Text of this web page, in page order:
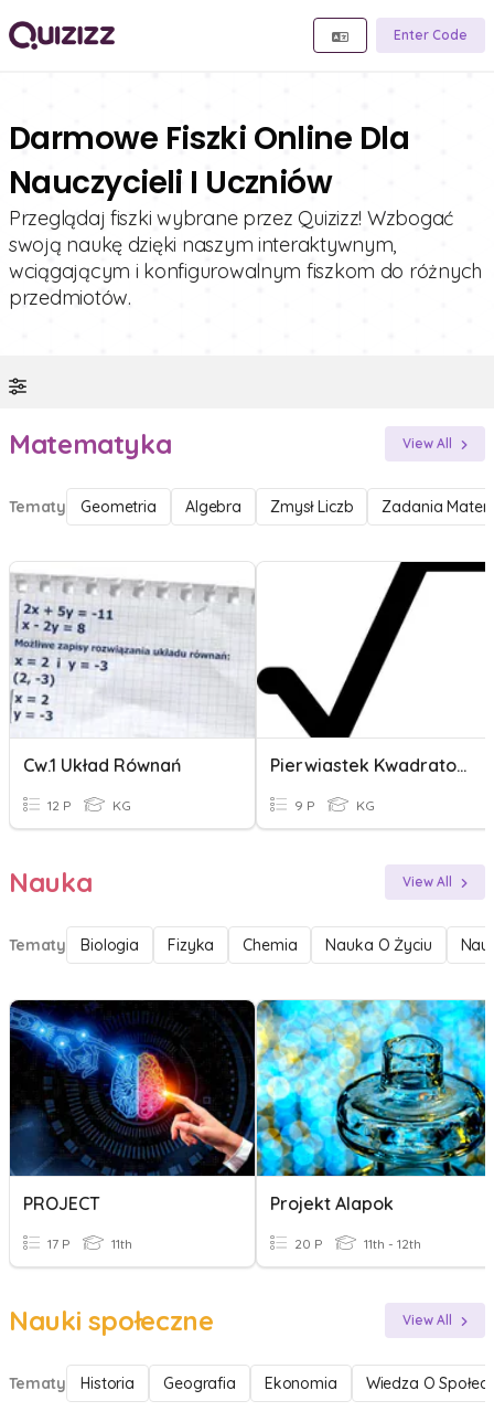
Enter Code
Darmowe Fiszki Online Dla
Nauczycieli I Uczniów
Przeglądaj fiszki wybrane przez Quizizz! Wzbogać
swoją naukę dzięki naszym interaktywnym,
wciągającym i konfigurowalnym fiszkom do różnych
przedmiotów.
Matematyka View All
Tematy Geometria Algebra Zmysł Liczb Zadania
Cw.1 Układ Równań
12 P KG
Pierwiastek Kwadratowy
9 P KG
Nauka View All
Tematy Biologia Fizyka Chemia Nauka O Życiu
PROJECT
17 P 11th
Projekt Alapok
20 P 11th - 12th
Nauki społeczne View All
Tematy Historia Geografia Ekonomia Wiedza O